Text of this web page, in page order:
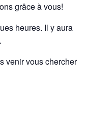
grâce à vous!
heures. Il y aura
venir vous chercher